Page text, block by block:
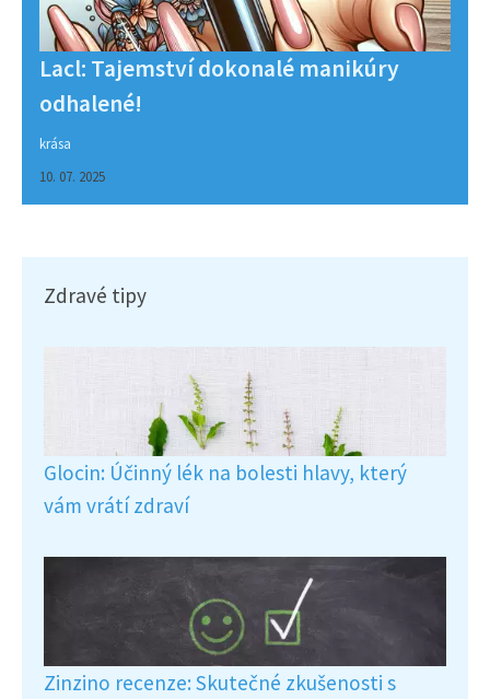
Lacl: Tajemství dokonalé manikúry
odhalené!
krása
10. 07. 2025
Zdravé tipy
Glocin: Účinný lék na bolesti hlavy, který
vám vrátí zdraví
Zinzino recenze: Skutečné zkušenosti s